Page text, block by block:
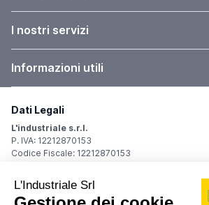
I nostri servizi
Informazioni utili
Dati Legali
L'industriale s.r.l.
P. IVA: 12212870153
Codice Fiscale: 12212870153
Sede Legale
Via Carlo Dolci, 32